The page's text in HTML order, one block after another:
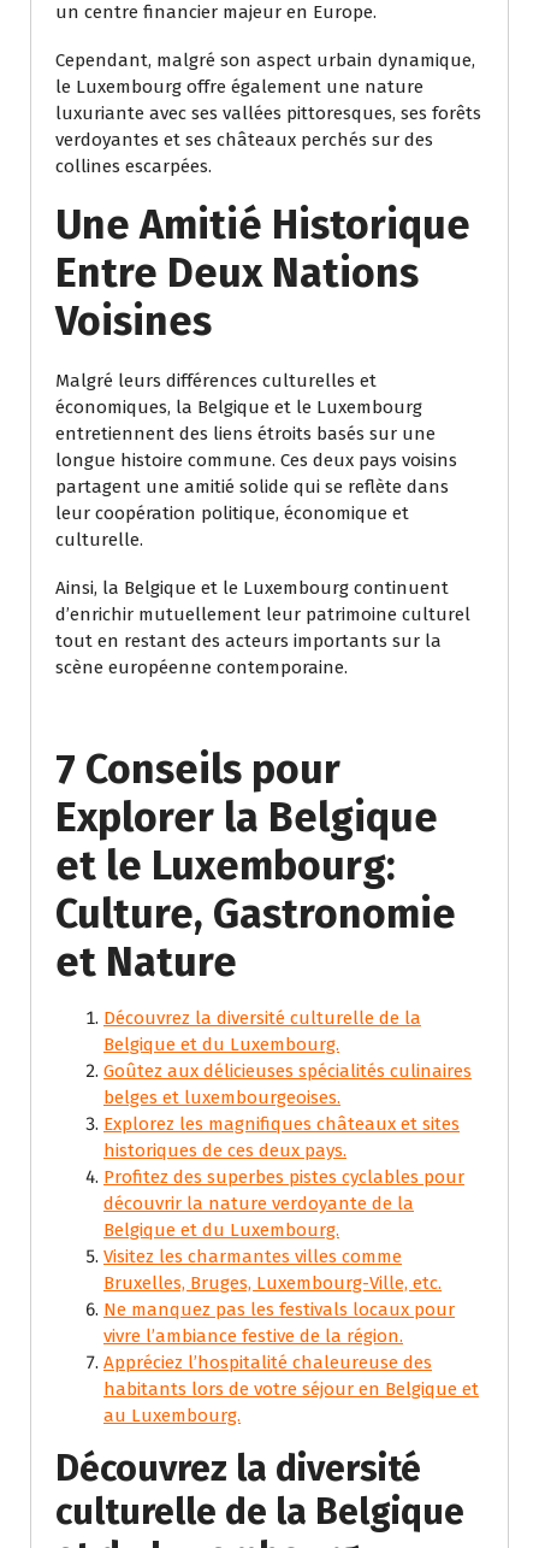
un centre financier majeur en Europe.
Cependant, malgré son aspect urbain dynamique,
le Luxembourg offre également une nature
luxuriante avec ses vallées pittoresques, ses forêts
verdoyantes et ses châteaux perchés sur des
collines escarpées.
Une Amitié Historique
Entre Deux Nations
Voisines
Malgré leurs différences culturelles et
économiques, la Belgique et le Luxembourg
entretiennent des liens étroits basés sur une
longue histoire commune. Ces deux pays voisins
partagent une amitié solide qui se reflète dans
leur coopération politique, économique et
culturelle.
Ainsi, la Belgique et le Luxembourg continuent
d’enrichir mutuellement leur patrimoine culturel
tout en restant des acteurs importants sur la
scène européenne contemporaine.
7 Conseils pour
Explorer la Belgique
et le Luxembourg:
Culture, Gastronomie
et Nature
Découvrez la diversité culturelle de la
Belgique et du Luxembourg.
Goûtez aux délicieuses spécialités culinaires
belges et luxembourgeoises.
Explorez les magnifiques châteaux et sites
historiques de ces deux pays.
Profitez des superbes pistes cyclables pour
découvrir la nature verdoyante de la
Belgique et du Luxembourg.
Visitez les charmantes villes comme
Bruxelles, Bruges, Luxembourg-Ville, etc.
Ne manquez pas les festivals locaux pour
vivre l’ambiance festive de la région.
Appréciez l’hospitalité chaleureuse des
habitants lors de votre séjour en Belgique et
au Luxembourg.
Découvrez la diversité
culturelle de la Belgique